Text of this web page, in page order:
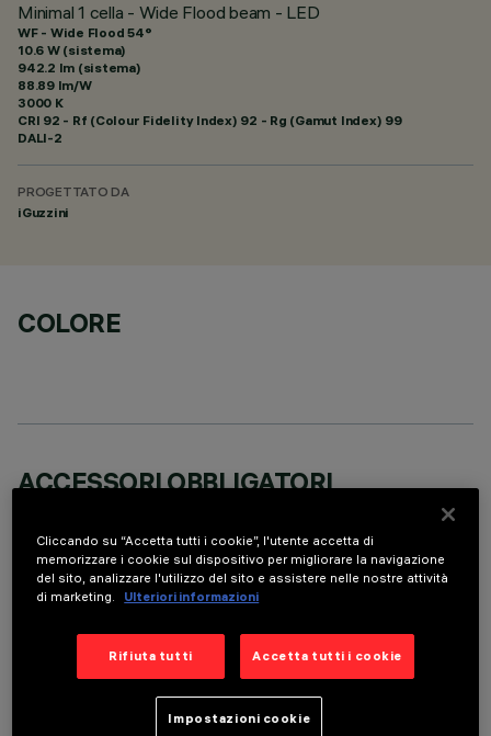
Minimal 1 cella - Wide Flood beam - LED
WF - Wide Flood 54°
10.6 W (sistema)
942.2 lm (sistema)
88.89 lm/W
3000 K
CRI 92 - Rf (Colour Fidelity Index) 92 - Rg (Gamut Index) 99
DALI-2
PROGETTATO DA
iGuzzini
COLORE
ACCESSORI OBBLIGATORI
È necessario ordinare uno degli accessori obbligatori per installare e utilizzare correttamente il
prodotto:
DATI TECNICI
ULTIMO AGGIORNAMENTO: 05/08/2026
Cliccando su “Accetta tutti i cookie”, l'utente accetta di
memorizzare i cookie sul dispositivo per migliorare la navigazione
del sito, analizzare l'utilizzo del sito e assistere nelle nostre attività
di marketing.
Ulteriori informazioni
Rifiuta tutti Accetta tutti i cookie
Impostazioni cookie